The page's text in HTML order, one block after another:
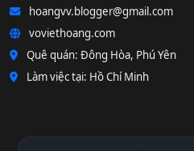
hoangvv.blogger@gmail.com
voviethoang.com
Quê quán: Đông Hòa, Phú Yên
Làm việc tại: Hồ Chí Minh